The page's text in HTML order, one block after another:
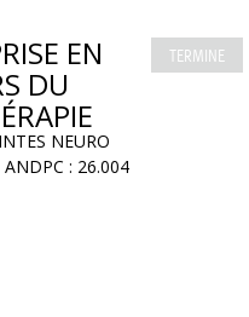
TERMINE
EN
DU
NEURO
: 26.004